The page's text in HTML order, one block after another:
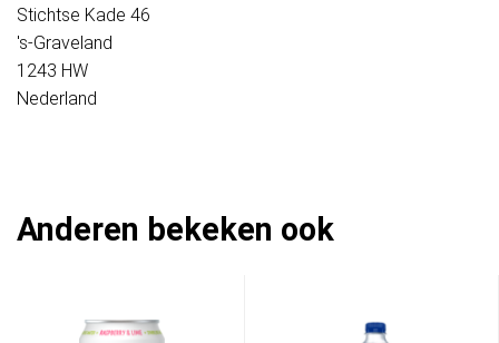
Stichtse Kade 46
's-Graveland
1243 HW
Nederland
Anderen bekeken ook